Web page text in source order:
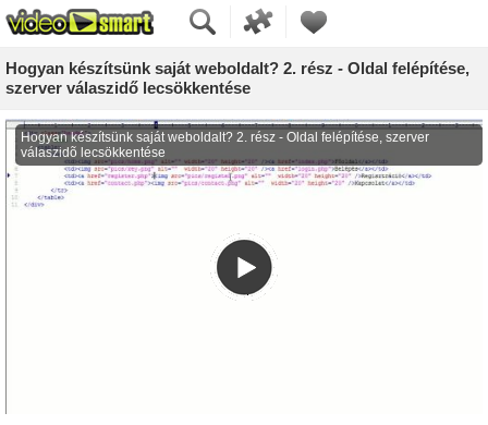
Hogyan készítsünk saját weboldalt? 2. rész - Oldal felépítése,
szerver válaszidő lecsökkentése